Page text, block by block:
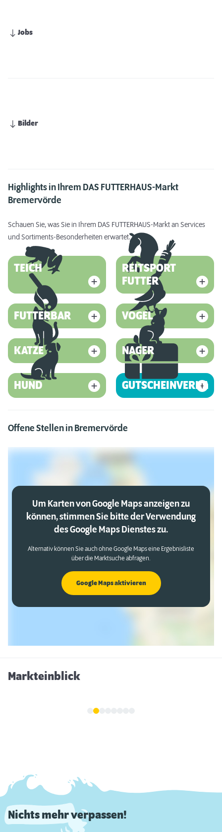
Jobs
Bilder
Highlights in Ihrem DAS FUTTERHAUS-Markt
Bremervörde
Schauen Sie, was Sie in Ihrem DAS FUTTERHAUS-Markt an Services
und Sortiments-Besonderheiten erwartet.
TEICH
REITSPORT
FUTTER
FUTTERBAR VOGEL
KATZE NAGER
HUND GUTSCHEINVERKAUF
Offene Stellen in Bremervörde
Um Karten von Google Maps anzeigen zu
können, stimmen Sie bitte der Verwendung
des Google Maps Dienstes zu.
Alternativ können Sie auch ohne Google Maps eine Ergebnisliste
über die Marktsuche abfragen.
Google Maps aktivieren
Markteinblick
Nichts mehr verpassen!